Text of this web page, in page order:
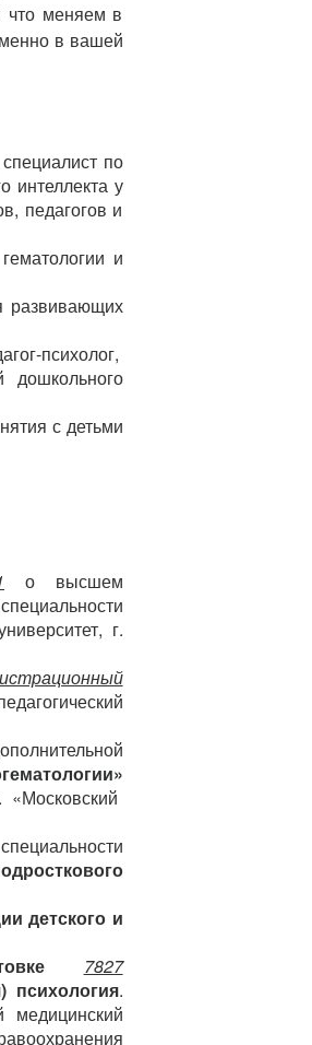
что меняем в
в вашей
по
интеллекта у
педагогов и
и
развивающих
психолог,
дошкольного
с детьми
о высшем
г.
»
. «Московский
детского и
7827
психология.
медицинский